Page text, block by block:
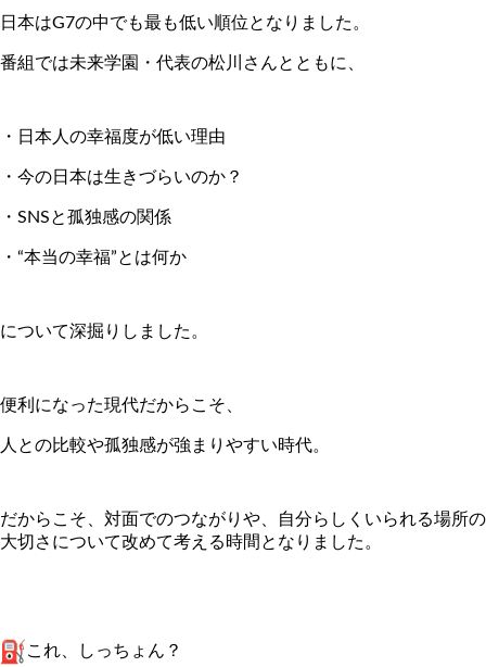
日本はG7の中でも最も低い順位となりました。
番組では未来学園・代表の松川さんとともに、
・日本人の幸福度が低い理由
・今の日本は生きづらいのか？
・SNSと孤独感の関係
・“本当の幸福”とは何か
について深掘りしました。
便利になった現代だからこそ、
人との比較や孤独感が強まりやすい時代。
だからこそ、対面でのつながりや、
自分らしくいられる場所の
大切さについて改めて考える時間となり ました。
これ、しっちょん？